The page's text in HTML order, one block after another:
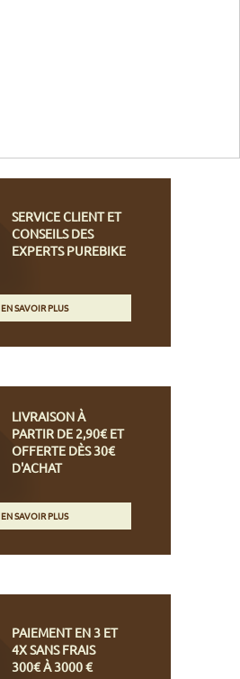
SERVICE CLIENT ET
CONSEILS DES
EXPERTS PUREBIKE
EN SAVOIR PLUS
LIVRAISON À
PARTIR DE 2,90€ ET
OFFERTE DÈS 30€
D'ACHAT
EN SAVOIR PLUS
PAIEMENT EN 3 ET
4X SANS FRAIS
300€ À 3000 €